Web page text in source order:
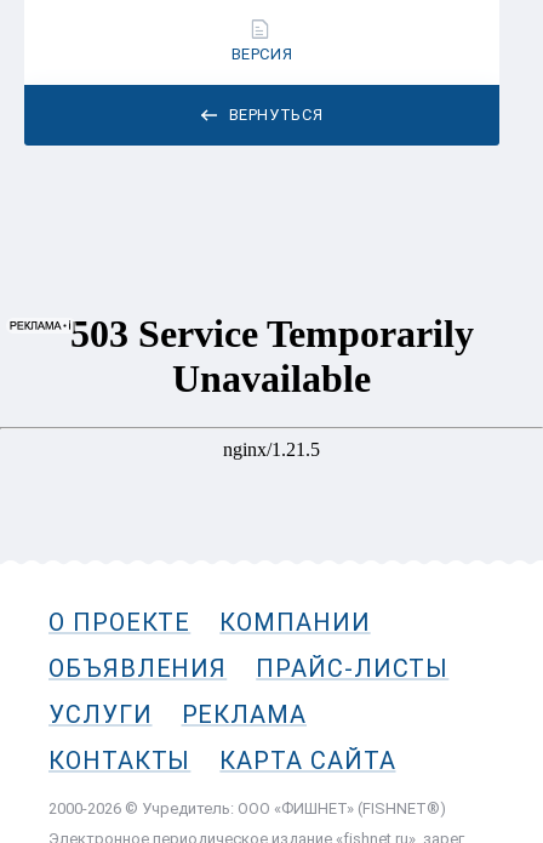
ВЕРНУТЬСЯ
ВЕРСИЯ
О ПРОЕКТЕ
КОМПАНИИ
ОБЪЯВЛЕНИЯ
ПРАЙС-ЛИСТЫ
УСЛУГИ
РЕКЛАМА
КОНТАКТЫ
КАРТА САЙТА
2000-2026 © Учредитель: ООО «ФИШНЕТ» (FISHNET®)
Электронное периодическое издание «fishnet.ru», зарег.